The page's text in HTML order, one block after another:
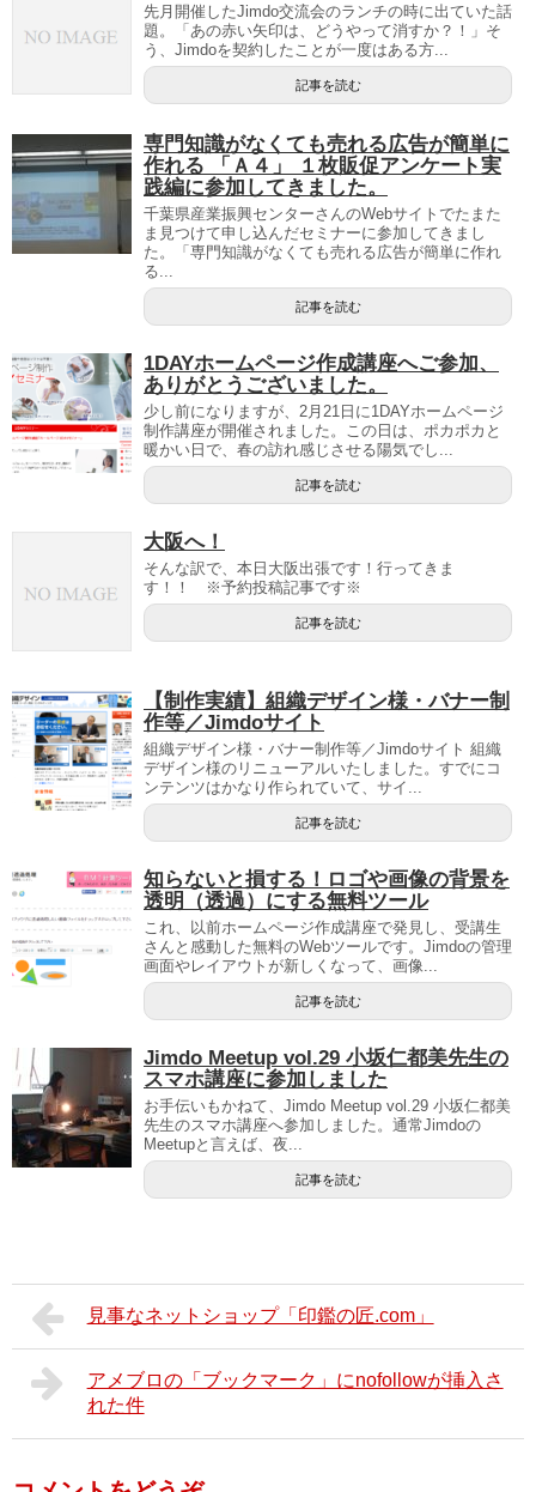
先月開催したJimdo交流会のランチの時に出ていた話
題。「あの赤い矢印は、どうやって消すか？！」そ
う、Jimdoを契約したことが一度はある方...
記事を読む
専門知識がなくても売れる広告が簡単に
作れる 「Ａ４」 １枚販促アンケート実
践編に参加してきました。
千葉県産業振興センターさんのWebサイトでたまた
ま見つけて申し込んだセミナーに参加してきまし
た。「専門知識がなくても売れる広告が簡単に作れ
る...
記事を読む
1DAYホームページ作成講座へご参加、
ありがとうございました。
少し前になりますが、2月21日に1DAYホームページ
制作講座が開催されました。この日は、ポカポカと
暖かい日で、春の訪れ感じさせる陽気でし...
記事を読む
大阪へ！
そんな訳で、本日大阪出張です！行ってきま
す！！ ※予約投稿記事です※
記事を読む
【制作実績】組織デザイン様・バナー制
作等／Jimdoサイト
組織デザイン様・バナー制作等／Jimdoサイト 組織
デザイン様のリニューアルいたしました。すでにコ
ンテンツはかなり作られていて、サイ...
記事を読む
知らないと損する！ロゴや画像の背景を
透明（透過）にする無料ツール
これ、以前ホームページ作成講座で発見し、受講生
さんと感動した無料のWebツールです。Jimdoの管理
画面やレイアウトが新しくなって、画像...
記事を読む
Jimdo Meetup vol.29 小坂仁都美先生の
スマホ講座に参加しました
お手伝いもかねて、Jimdo Meetup vol.29 小坂仁都美
先生のスマホ講座へ参加しました。通常Jimdoの
Meetupと言えば、夜...
記事を読む
見事なネットショップ「印鑑の匠.com」
アメブロの「ブックマーク」にnofollowが挿入さ
れた件